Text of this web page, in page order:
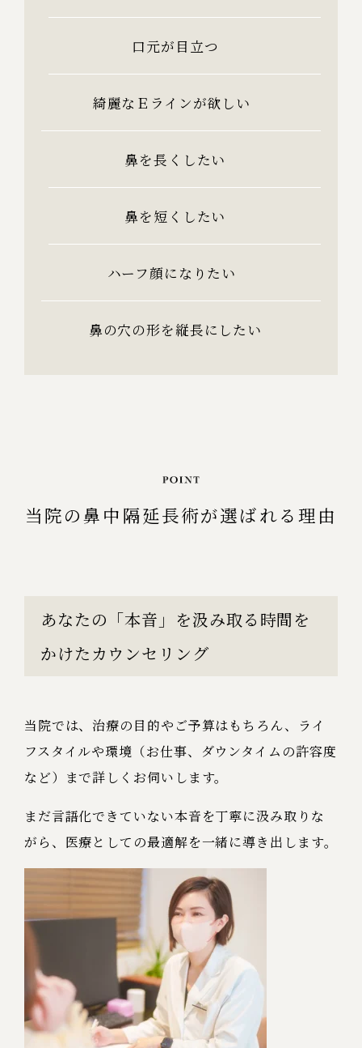
口元が目立つ
綺麗なＥラインが欲しい
鼻を長くしたい
鼻を短くしたい
ハーフ顔になりたい
鼻の穴の形を縦長にしたい
当院の鼻中隔延長術が選ばれる理由
あなたの「本音」を汲み取る時間を
かけたカウンセリング
当院では、治療の目的やご予算はもちろん、ライ
フスタイルや環境（お仕事、ダウンタイムの許容度
など）まで詳しくお伺いします。
まだ言語化できていない本音を丁寧に汲み取りな
がら、医療としての最適解を一緒に導き出します。